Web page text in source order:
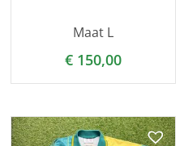
Maat L
€ 150,00